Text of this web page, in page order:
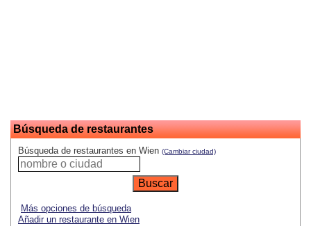
Búsqueda de restaurantes
Búsqueda de restaurantes en Wien (Cambiar ciudad)
Más opciones de búsqueda
Añadir un restaurante en Wien